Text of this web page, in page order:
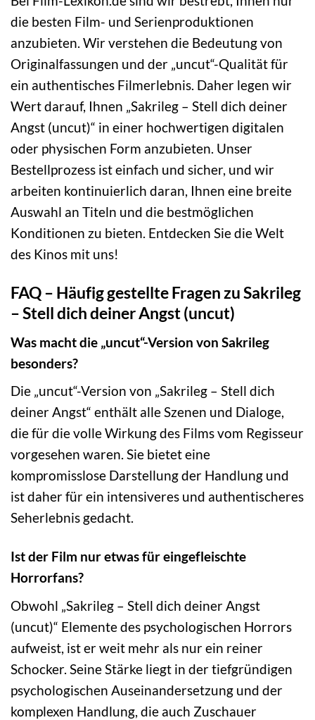
die besten Film- und Serienproduktionen
anzubieten. Wir verstehen die Bedeutung von
Originalfassungen und der „uncut“-Qualität für
ein authentisches Filmerlebnis. Daher legen wir
Wert darauf, Ihnen „Sakrileg – Stell dich deiner
Angst (uncut)“ in einer hochwertigen digitalen
oder physischen Form anzubieten. Unser
Bestellprozess ist einfach und sicher, und wir
arbeiten kontinuierlich daran, Ihnen eine breite
Auswahl an Titeln und die bestmöglichen
Konditionen zu bieten. Entdecken Sie die Welt
des Kinos mit uns!
FAQ – Häufig gestellte Fragen zu Sakrileg
– Stell dich deiner Angst (uncut)
Was macht die „uncut“-Version von Sakrileg
besonders?
Die „uncut“-Version von „Sakrileg – Stell dich
deiner Angst“ enthält alle Szenen und Dialoge,
die für die volle Wirkung des Films vom Regisseur
vorgesehen waren. Sie bietet eine
kompromisslose Darstellung der Handlung und
ist daher für ein intensiveres und authentischeres
Seherlebnis gedacht.
Ist der Film nur etwas für eingefleischte
Horrorfans?
Obwohl „Sakrileg – Stell dich deiner Angst
(uncut)“ Elemente des psychologischen Horrors
aufweist, ist er weit mehr als nur ein reiner
Schocker. Seine Stärke liegt in der tiefgründigen
psychologischen Auseinandersetzung und der
komplexen Handlung, die auch Zuschauer